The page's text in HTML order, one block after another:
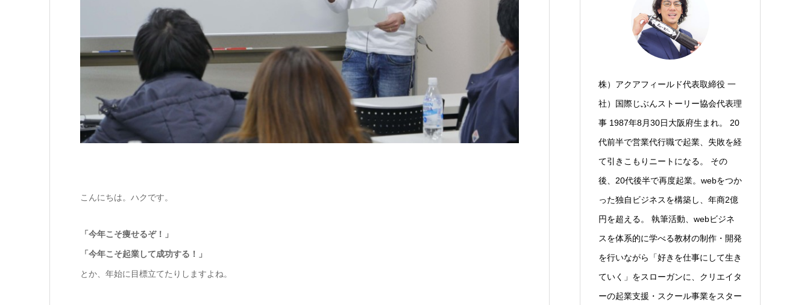
こんにちは。ハクです。
「今年こそ痩せるぞ！」
「今年こそ起業して成功する！」
とか、年始に目標立てたりしますよね。
株）アクアフィールド代表取締役 一
社）国際じぶんストーリー協会代表理
事 1987年8月30日大阪府生まれ。 20
代前半で営業代行職で起業、失敗を経
て引きこもりニートになる。 その
後、20代後半で再度起業。webをつか
った独自ビジネスを構築し、年商2億
円を超える。 執筆活動、webビジネ
スを体系的に学べる教材の制作・開発
を行いながら「好きを仕事にして生き
ていく」をスローガンに、クリエイタ
ーの起業支援・スクール事業をスター